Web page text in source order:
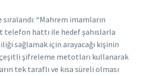
“Mahrem imamların
telefon hattı ile hedef şahıslarla
sağlamak için arayacağı kişinin
şifreleme metotları kullanarak
tek taraflı ve kısa süreli olması